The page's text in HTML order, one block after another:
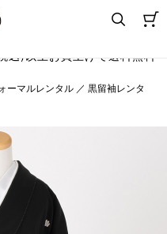
込)以上お買上げで送料無料
ーマルレンタル ／ 黒留袖レンタ